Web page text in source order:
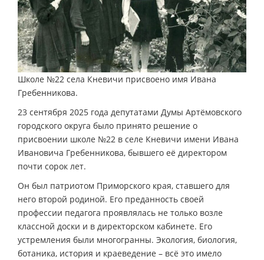
Школе №22 села Кневичи присвоено имя Ивана
Гребенникова.
23 сентября 2025 года депутатами Думы Артёмовского
городского округа было принято решение о
присвоении школе №22 в селе Кневичи имени Ивана
Ивановича Гребенникова, бывшего её директором
почти сорок лет.
Он был патриотом Приморского края, ставшего для
него второй родиной. Его преданность своей
профессии педагога проявлялась не только возле
классной доски и в директорском кабинете. Его
устремления были многогранны. Экология, биология,
ботаника, история и краеведение – всё это имело